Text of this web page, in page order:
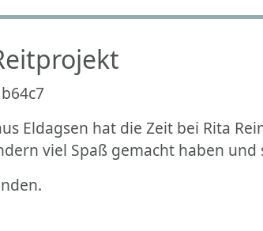
Eldagsen hat die Zeit bei Rita
viel Spaß gemacht haben